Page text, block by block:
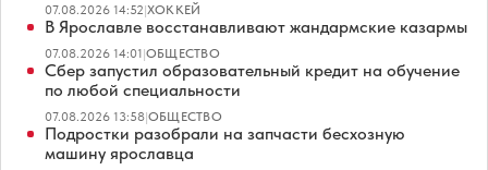
07.08.2026 14:52|ХОККЕЙ
В Ярославле восстанавливают жандармские казармы
07.08.2026 14:01|ОБЩЕСТВО
Сбер запустил образовательный кредит на обучение
по любой специальности
07.08.2026 13:58|ОБЩЕСТВО
Подростки разобрали на запчасти бесхозную
машину ярославца